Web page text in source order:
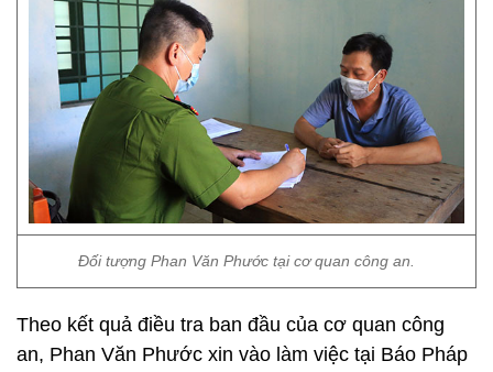
Đối tượng Phan Văn Phước tại cơ quan công an.
Theo kết quả điều tra ban đầu của cơ quan công
an, Phan Văn Phước xin vào làm việc tại Báo Pháp